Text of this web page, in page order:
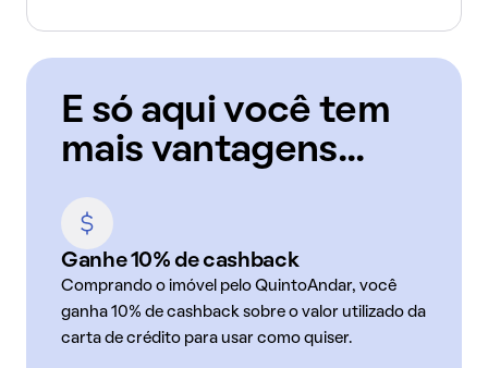
E só aqui você tem
mais vantagens...
Ganhe 10% de cashback
Comprando o imóvel pelo QuintoAndar, você
ganha 10% de cashback sobre o valor utilizado da
carta de crédito para usar como quiser.